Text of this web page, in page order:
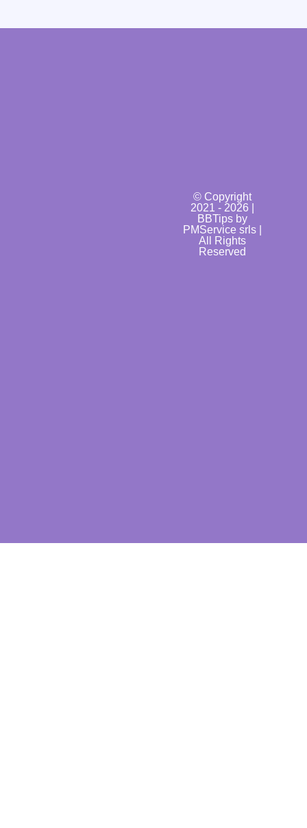
© Copyright
2021 - 2026 |
BBTips by
PMService srls |
All Rights
Reserved